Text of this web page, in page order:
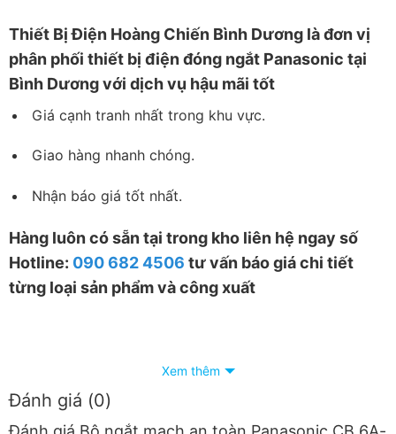
Thiết Bị Điện Hoàng Chiến Bình Dương là đơn vị
phân phối thiết bị điện đóng ngắt Panasonic tại
Bình Dương với dịch vụ hậu mãi tốt
Giá cạnh tranh nhất trong khu vực.
Giao hàng nhanh chóng.
Nhận báo giá tốt nhất.
Hàng luôn có sẵn tại trong kho liên hệ ngay số
Hotline: 090 682 4506 tư vấn báo giá chi tiết
từng loại sản phẩm và công xuất
Xem thêm
Đánh giá (0)